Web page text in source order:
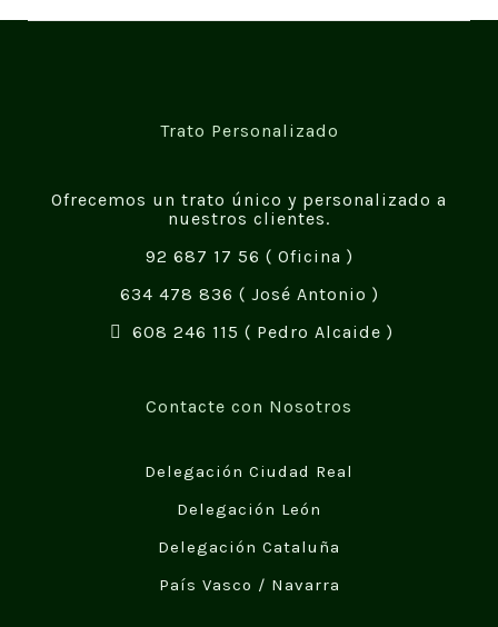
Trato Personalizado
Ofrecemos un trato único y personalizado a
nuestros clientes.
92 687 17 56 ( Oficina )
634 478 836 ( José Antonio )
608 246 115 ( Pedro Alcaide )
Contacte con Nosotros
Delegación Ciudad Real
Delegación León
Delegación Cataluña
País Vasco / Navarra